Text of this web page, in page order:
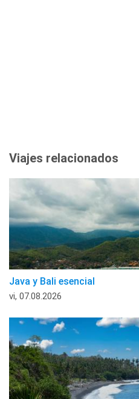
Viajes relacionados
Java y Bali esencial
vi, 07.08.2026